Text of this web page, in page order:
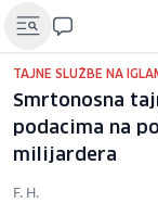
TAJNE SLUŽBE NA
Smrtonosna
podacima na
milijardera
F. H.